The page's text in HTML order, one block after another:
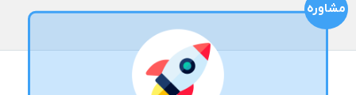
مشاوره